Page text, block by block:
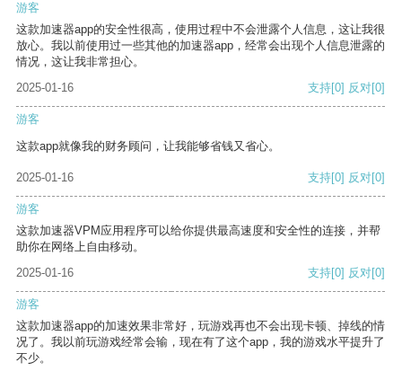
游客
这款加速器app的安全性很高，使用过程中不会泄露个人信息，这让我很
放心。我以前使用过一些其他的加速器app，经常会出现个人信息泄露的
情况，这让我非常担心。
2025-01-16
支持[0] 反对[0]
游客
这款app就像我的财务顾问，让我能够省钱又省心。
2025-01-16 支持[0] 反对[0]
游客
这款加速器VPM应用程序可以给你提供最高速度和安全性的连接，并帮
助你在网络上自由移动。
2025-01-16
支持[0] 反对[0]
游客
这款加速器app的加速效果非常好，玩游戏再也不会出现卡顿、掉线的情
况了。我以前玩游戏经常会输，现在有了这个app，我的游戏水平提升了
不少。